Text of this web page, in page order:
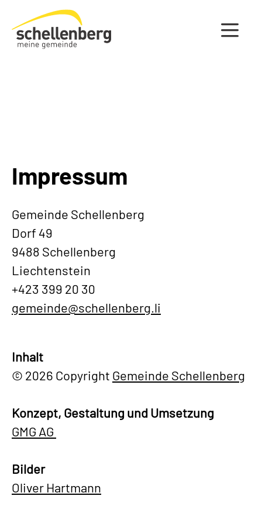
Gemeinde Schellenberg Startseite
Impressum
Gemeinde Schellenberg
Dorf 49
9488 Schellenberg
Liechtenstein
+423 399 20 30
gemeinde@schellenberg.li
Inhalt
© 2026 Copyright Gemeinde Schellenberg
Konzept, Gestaltung und Umsetzung
GMG AG
Bilder
Oliver Hartmann